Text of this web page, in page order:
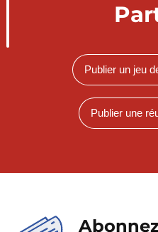
Publier un jeu
Publier une